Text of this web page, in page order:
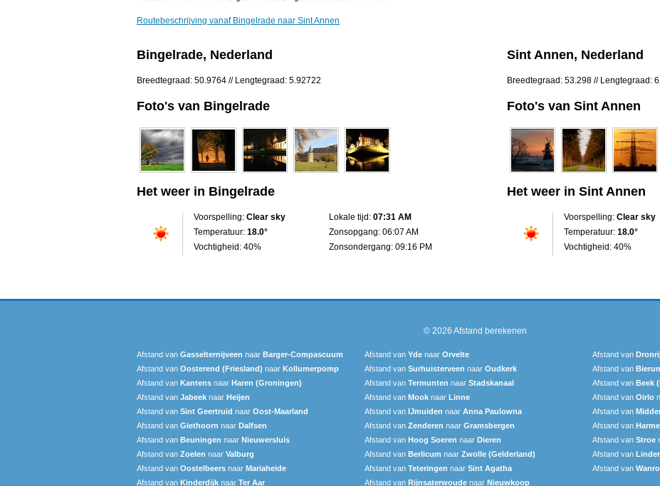
Routebeschrijving vanaf Bingelrade naar Sint Annen
Bingelrade, Nederland
Breedtegraad: 50.9764 // Lengtegraad: 5.92722
Foto's van Bingelrade
Het weer in Bingelrade
Voorspelling: Clear sky
Temperatuur: 18.0°
Vochtigheid: 40%
Lokale tijd: 07:31 AM
Zonsopgang: 06:07 AM
Zonsondergang: 09:16 PM
Sint Annen, Nederland
Breedtegraad: 53.298 // Lengtegraad:
Foto's van Sint Annen
Het weer in Sint Annen
Voorspelling: Clear sky
Temperatuur: 18.0°
Vochtigheid: 40%
© 2026 Afstand berekenen
Afstand van Gasselternijveen naar Barger-Compascuum Afstand van Yde naar Orvelte Afstand van
Afstand van Oosterend (Friesland) naar Kollumerpomp Afstand van Surhuisterveen naar Oudkerk Afstand van
Afstand van Kantens naar Haren (Groningen) Afstand van Termunten naar Stadskanaal Afstand van Beek
Afstand van Jabeek naar Heijen Afstand van Mook naar Linne Afstand van Oirlo
Afstand van Sint Geertruid naar Oost-Maarland Afstand van IJmuiden naar Anna Paulowna Afstand van
Afstand van Giethoorn naar Dalfsen Afstand van Zenderen naar Gramsbergen Afstand van
Afstand van Beuningen naar Nieuwersluis Afstand van Hoog Soeren naar Dieren Afstand van Stroe
Afstand van Zoelen naar Valburg Afstand van Berlicum naar Zwolle (Gelderland) Afstand van
Afstand van Oostelbeers naar Mariaheide Afstand van Teteringen naar Sint Agatha Afstand van
Afstand van Kinderdijk naar Ter Aar Afstand van Rijnsaterwoude naar Nieuwkoop